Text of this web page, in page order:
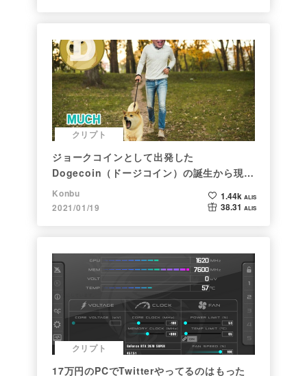
クリプト
ジョークコインとして出発した
Dogecoin（ドージコイン）の誕生から現在
まで。注目される非証券性🐶
Konbu
2021/01/19
1.44k ALIS
38.31 ALIS
クリプト
17万円のPCでTwitterやってるのはもった